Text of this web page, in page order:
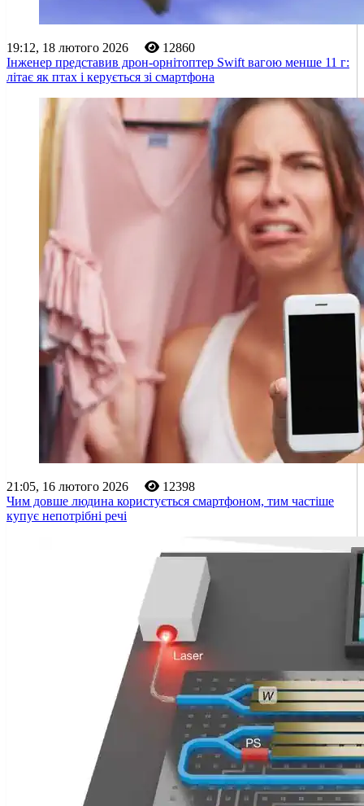
19:12, 18 лютого 2026
12860
Інженер представив дрон-орнітоптер Swift вагою менше 11 г:
літає як птах і керується зі смартфона
21:05, 16 лютого 2026
12398
Чим довше людина користується смартфоном, тим частіше
купує непотрібні речі